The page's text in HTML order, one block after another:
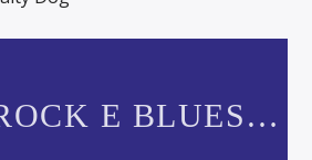
E BLUES